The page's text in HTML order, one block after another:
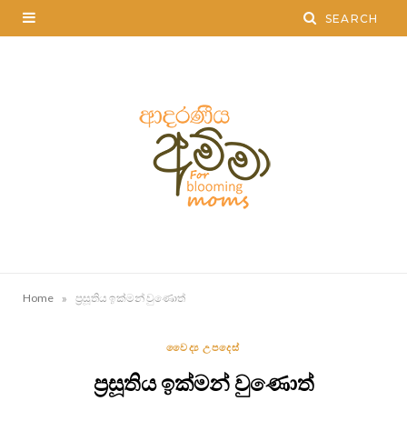
Home » ප්‍රසූතිය ඉක්මන් වුණොත්
වෛද්‍ය උපදෙස්
ප්‍රසූතිය ඉක්මන් වුණොත්